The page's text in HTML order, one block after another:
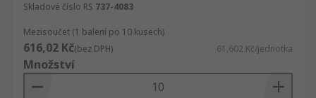
Skladové číslo RS 737-4083
Mezisoučet (1 balení po 10 kusech)
616,02 Kč(bez DPH) 61,602 Kč/jednotka
Množství